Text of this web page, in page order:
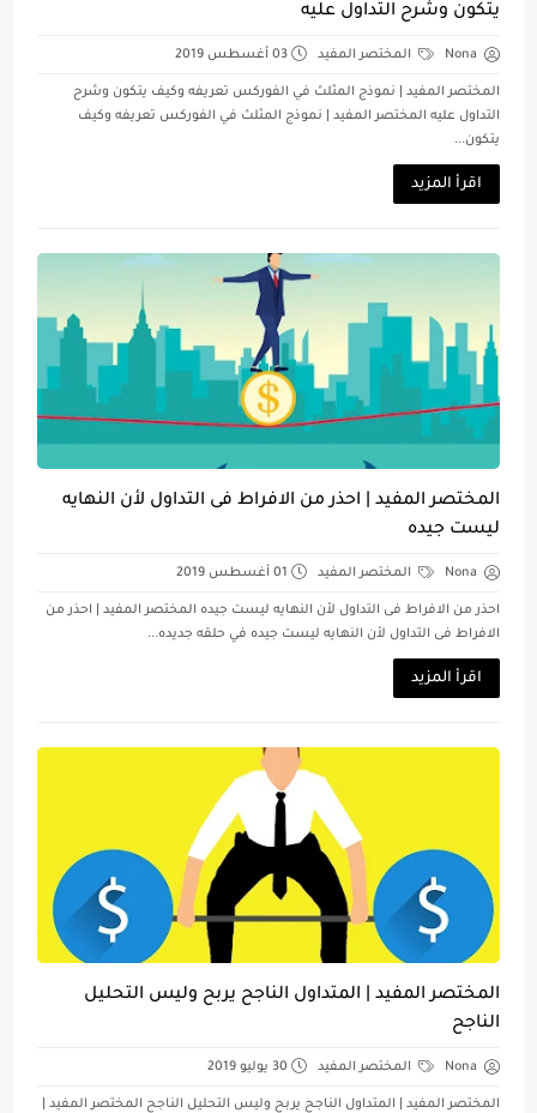
يتكون وشرح التداول عليه
Nona المختصر المفيد 03 أغسطس 2019
المختصر المفيد | نموذج المثلث في الفوركس تعريفه وكيف يتكون وشرح
التداول عليه المختصر المفيد | نموذج المثلث في الفوركس تعريفه وكيف
يتكون...
اقرأ المزيد
المختصر المفيد | احذر من الافراط فى التداول لأن النهايه
ليست جيده
Nona المختصر المفيد 01 أغسطس 2019
احذر من الافراط فى التداول لأن النهايه ليست جيده المختصر المفيد | احذر من
الافراط فى التداول لأن النهايه ليست جيده في حلقه جديده...
اقرأ المزيد
المختصر المفيد | المتداول الناجح يربح وليس التحليل
الناجح
Nona المختصر المفيد 30 يوليو 2019
المختصر المفيد | المتداول الناجح يربح وليس التحليل الناجح المختصر المفيد |